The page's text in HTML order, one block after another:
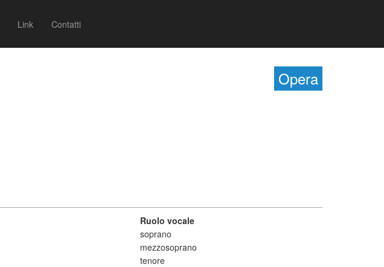
Link Contatti
Opera
Ruolo vocale
soprano
mezzosoprano
tenore